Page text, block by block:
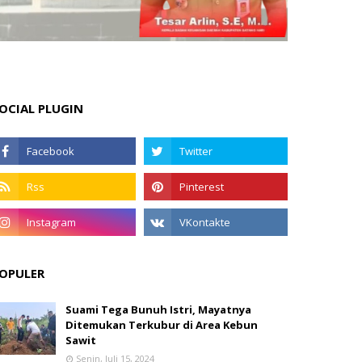
PLUGIN
Suami Tega Bunuh Istri, Mayatnya
Ditemukan Terkubur di Area Kebun
Sawit
Senin, Juli 15, 2024